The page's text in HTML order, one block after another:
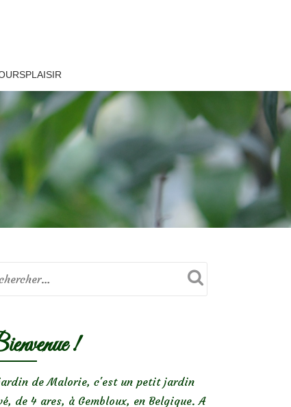
!
de Malorie, c'est un petit jardin
de 4 ares, à Gembloux, en Belgique. A